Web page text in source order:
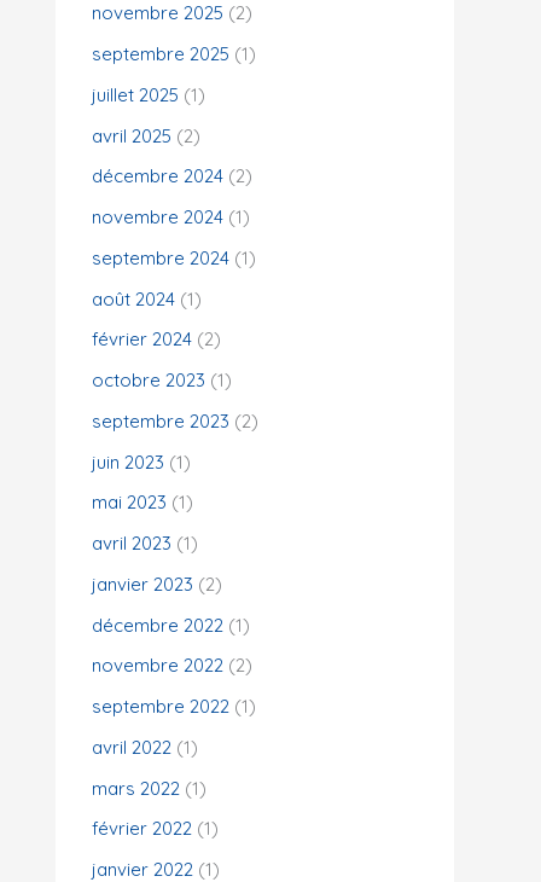
:
novembre 2025 (2)
septembre 2025 (1)
juillet 2025 (1)
avril 2025 (2)
décembre 2024 (2)
novembre 2024 (1)
septembre 2024 (1)
août 2024 (1)
février 2024 (2)
octobre 2023 (1)
septembre 2023 (2)
juin 2023 (1)
mai 2023 (1)
avril 2023 (1)
janvier 2023 (2)
décembre 2022 (1)
novembre 2022 (2)
septembre 2022 (1)
avril 2022 (1)
mars 2022 (1)
février 2022 (1)
janvier 2022 (1)